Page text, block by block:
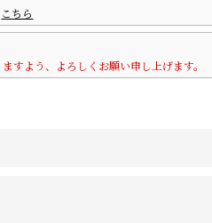
こちら
すよう、よろしくお願い申し上げます。